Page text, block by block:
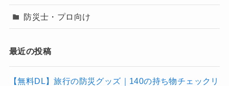
防災士・プロ向け
最近の投稿
【無料DL】旅行の防災グッズ｜140の持ち物チェックリ